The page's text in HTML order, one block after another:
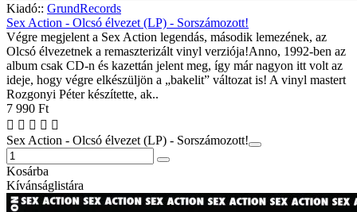
Kiadó:: GrundRecords
Sex Action - Olcsó élvezet (LP) - Sorszámozott!
Végre megjelent a Sex Action legendás, második lemezének, az
Olcsó élvezetnek a remaszterizált vinyl verziója!Anno, 1992-ben az
album csak CD-n és kazettán jelent meg, így már nagyon itt volt az
ideje, hogy végre elkészüljön a „bakelit” változat is! A vinyl mastert
Rozgonyi Péter készítette, ak..
7 990 Ft
Sex Action - Olcsó élvezet (LP) - Sorszámozott!
Kosárba
Kívánságlistára